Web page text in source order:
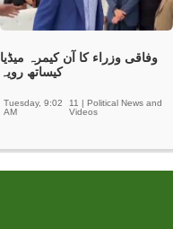
وفاقی وزراء کا آن کیمرہ میڈیا
کیساتھ رویہ
11 | Political News and
Videos
Tuesday, 9:02
AM